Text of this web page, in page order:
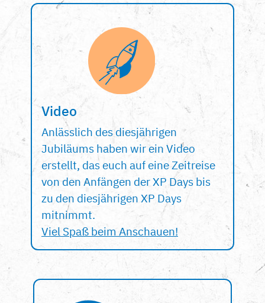
Video
Anlässlich des diesjährigen
Jubiläums haben wir ein Video
erstellt, das euch auf eine Zeitreise
von den Anfängen der XP Days bis
zu den diesjährigen XP Days
mitnimmt.
Viel Spaß beim Anschauen!